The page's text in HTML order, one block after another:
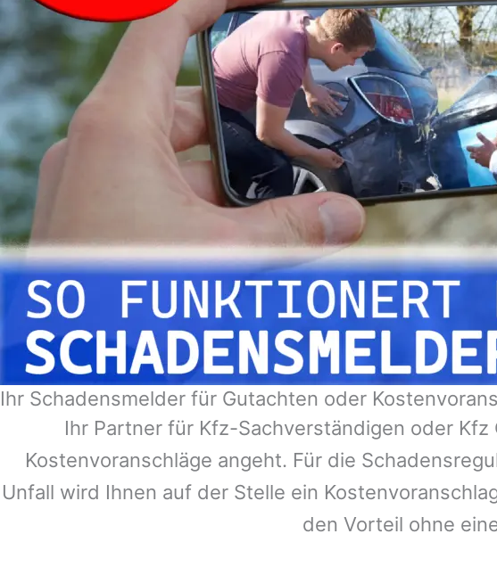
Ihr Schadensmelder für Gutachten oder
Ihr Partner für Kfz-Sachverständigen oder
Kostenvoranschläge angeht. Für die
Unfall wird Ihnen auf der Stelle ein
den Vorteil ohne